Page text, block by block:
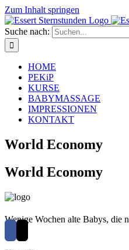
Zum Inhalt springen
Suche nach:
HOME
PEKiP
KURSE
BABYMASSAGE
IMPRESSIONEN
KONTAKT
World Economy
World Economy
Wenige Wochen alte Babys, die